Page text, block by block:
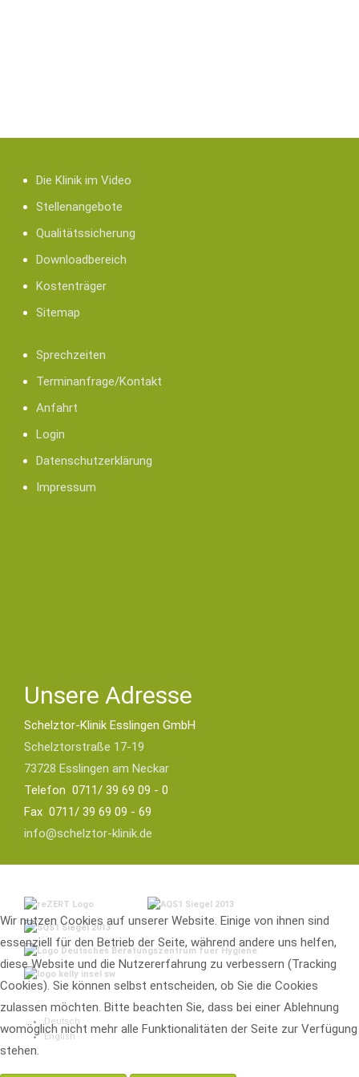
Die Klinik im Video
Stellenangebote
Qualitätssicherung
Downloadbereich
Kostenträger
Sitemap
Sprechzeiten
Terminanfrage/Kontakt
Anfahrt
Login
Datenschutzerklärung
Impressum
Unsere Adresse
Schelztor-Klinik Esslingen GmbH
Schelztorstraße 17-19
73728 Esslingen am Neckar
Telefon 0711/ 39 69 09 - 0
Fax 0711/ 39 69 09 - 69
info@schelztor-klinik.de
Deutsch
English
Wir nutzen Cookies auf unserer Website. Einige von ihnen sind
essenziell für den Betrieb der Seite, während andere uns helfen,
diese Website und die Nutzererfahrung zu verbessern (Tracking
Cookies). Sie können selbst entscheiden, ob Sie die Cookies
zulassen möchten. Bitte beachten Sie, dass bei einer Ablehnung
womöglich nicht mehr alle Funktionalitäten der Seite zur Verfügung
stehen.